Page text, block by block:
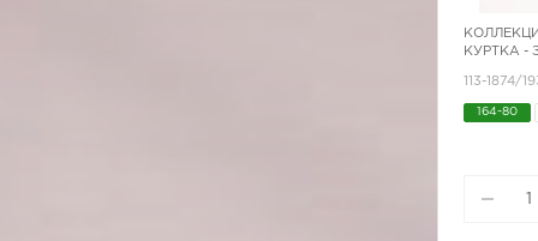
КУРТКА -
113-1874/
164-80